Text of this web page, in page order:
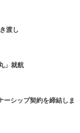
渡し
」就航
ーシップ契約を締結しま